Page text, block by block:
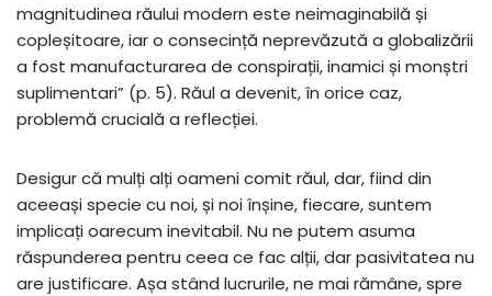
magnitudinea răului modern este neimaginabilă și
copleșitoare, iar o consecință neprevăzută a globalizării
a fost manufacturarea de conspirații, inamici și monștri
suplimentari” (p. 5). Răul a devenit, în orice caz,
problemă crucială a reflecției.
Desigur că mulți alți oameni comit răul, dar, fiind din
aceeași specie cu noi, și noi înșine, fiecare, suntem
implicați oarecum inevitabil. Nu ne putem asuma
răspunderea pentru ceea ce fac alții, dar pasivitatea nu
are justificare. Așa stând lucrurile, ne mai rămâne, spre